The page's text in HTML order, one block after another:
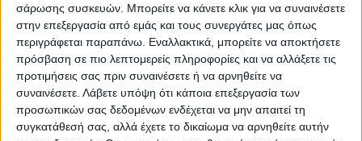
σάρωσης συσκευών. Μπορείτε να κάνετε κλικ για να συναινέσετε
στην επεξεργασία από εμάς και τους συνεργάτες μας όπως
περιγράφεται παραπάνω. Εναλλακτικά, μπορείτε να αποκτήσετε
πρόσβαση σε πιο λεπτομερείς πληροφορίες και να αλλάξετε τις
προτιμήσεις σας πριν συναινέσετε ή να αρνηθείτε να
συναινέσετε. Λάβετε υπόψη ότι κάποια επεξεργασία των
προσωπικών σας δεδομένων ενδέχεται να μην απαιτεί τη
συγκατάθεσή σας, αλλά έχετε το δικαίωμα να αρνηθείτε αυτήν
ΝΕΟΣ ΑΓΩΝ
https://neosagon.gr